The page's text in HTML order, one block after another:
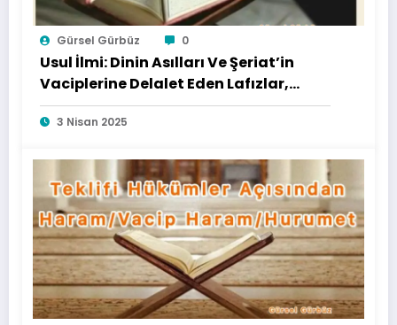
Gürsel Gürbüz 0
Usul İlmi: Dinin Asılları Ve Şeriat’in
Vaciplerine Delalet Eden Lafızlar,
Terkipler Ve Kavramlar
3 Nisan 2025